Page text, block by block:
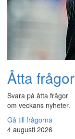
Åtta frågor
Svara på åtta frågor
om veckans nyheter.
Gå till frågorna
4 augusti 2026